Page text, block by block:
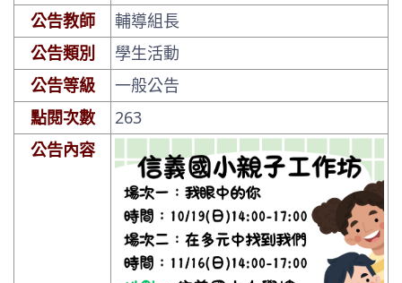
公告教師
輔導組長
公告類別
學生活動
公告等級
一般公告
點閱次數
263
公告內容